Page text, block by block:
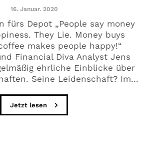
16. Januar. 2020
fürs Depot „People say money
They Lie. Money buys
makes people happy!“
Financial Diva Analyst Jens
ehrliche Einblicke über
Seine Leidenschaft? Im...
Jetzt lesen